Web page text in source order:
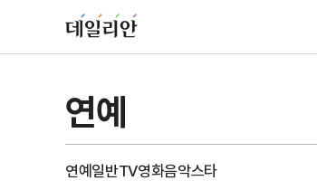
연예
연예일반TV영화음악스타